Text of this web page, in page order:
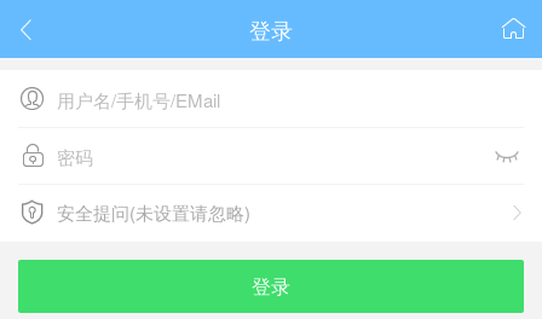
 
登录

 
 
安全提问(未设置请忽略)
安全提问(未设置请忽略)
登录